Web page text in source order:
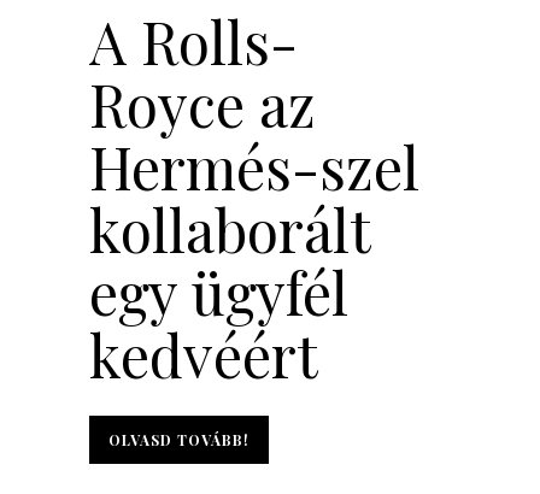
A Rolls-
Royce az
Hermés-szel
kollaborált
egy ügyfél
kedvéért
OLVASD TOVÁBB!
OLVASD TOVÁBB!